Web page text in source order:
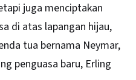
juga menciptakan
di atas lapangan hijau,
tua bernama Neymar,
penguasa baru, Erling